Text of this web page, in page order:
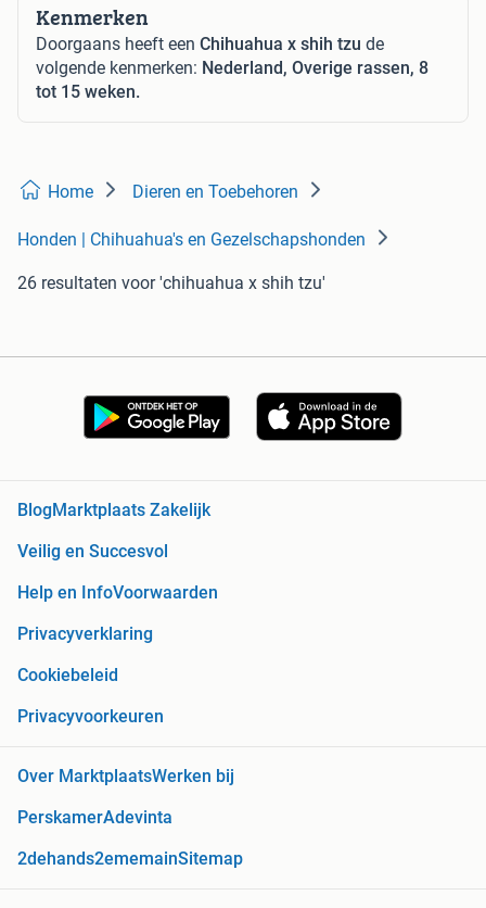
Kenmerken
Doorgaans heeft een Chihuahua x shih tzu de
volgende kenmerken: Nederland, Overige rassen, 8
tot 15 weken.
Home Dieren en Toebehoren
Honden | Chihuahua's en Gezelschapshonden
26 resultaten voor 'chihuahua x shih tzu'
BlogMarktplaats Zakelijk
Veilig en Succesvol
Help en InfoVoorwaarden
Privacyverklaring
Cookiebeleid
Privacyvoorkeuren
Over MarktplaatsWerken bij
PerskamerAdevinta
2dehands2ememainSitemap